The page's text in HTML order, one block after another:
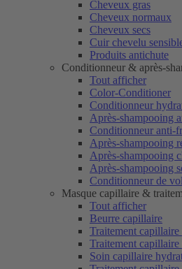
Cheveux gras
Cheveux normaux
Cheveux secs
Cuir chevelu
Produits antichute
Conditionneur & après-
Tout afficher
Color-Conditioner
Conditionneur
Après-shampooing
Conditionneur anti-
Après-shampooing
Après-shampooing
Après-shampooing
Conditionneur de
Masque capillaire &
Tout afficher
Beurre capillaire
Traitement
Traitement
Soin capillaire